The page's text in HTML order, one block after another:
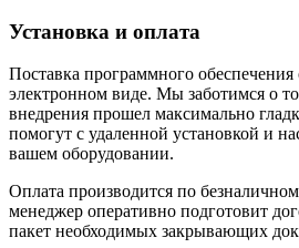
Установка и оплата
Поставка программного обеспечения
электронном виде. Мы заботимся о
внедрения прошел максимально
помогут с удаленной установкой и
вашем оборудовании.
Оплата производится по
менеджер оперативно подготовит
пакет необходимых закрывающих